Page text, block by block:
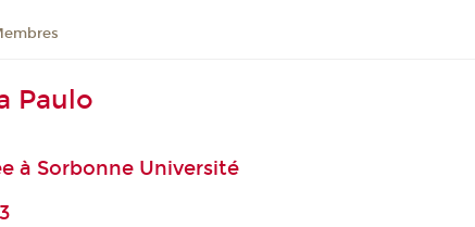
Paulo
à Sorbonne Université